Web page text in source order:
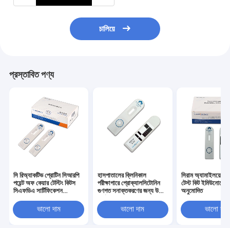
চালিয়ে
প্রস্তাবিত পণ্য
সি রিঅ্যাকটিভ প্রোটিন সিআরপি
পয়েন্ট অফ কেয়ার টেস্টিং কিটস
সিএফডিএ সার্টিফিকেশন
ভালো দাম
হাসপাতালের ক্লিনিকাল
পরীক্ষাগারে প্রোক্যালসিটোনিন
গুণগত সনাক্তকরণের জন্য উচ্চ
ভালো দাম
সিরাম অ্যামাইলয়েড
টেস্ট কিট ইমিউনোসে
অনুমোদিত
ভালো দাম